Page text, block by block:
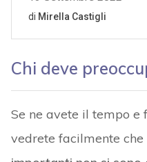
Chi deve
Se ne avete il tempo e
vedrete facilmente che